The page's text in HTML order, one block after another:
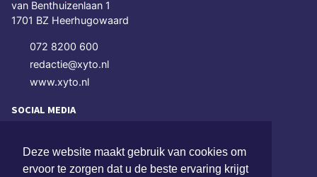
Deze website maakt gebruik van cookies om
ervoor te zorgen dat u de beste ervaring krijgt
van Benthuizenlaan 1
1701 BZ Heerhugowaard
072 8200 600
redactie@xyto.nl
www.xyto.nl
SOCIAL MEDIA
NIEUWSBRIEF AANMELDEN